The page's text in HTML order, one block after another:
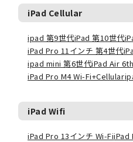
iPad Cellular
ipad 第9世代iPad 第10世代
iPad Pro 11インチ 第4世代
ipad mini 第6世代iPad Air
iPad Pro M4 Wi-Fi+Cellular
iPad Wifi
iPad Pro 13インチ Wi-FiiPad